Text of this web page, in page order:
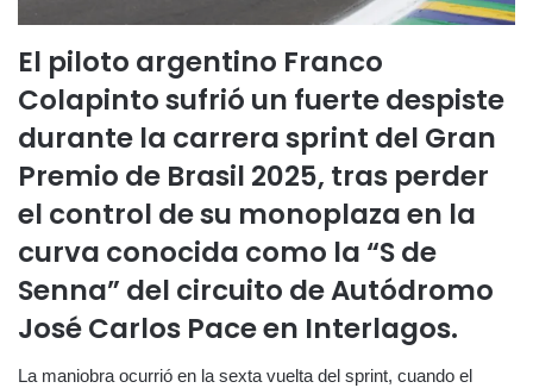
El piloto argentino Franco
Colapinto sufrió un fuerte despiste
durante la carrera sprint del Gran
Premio de Brasil 2025, tras perder
el control de su monoplaza en la
curva conocida como la “S de
Senna” del circuito de Autódromo
José Carlos Pace en Interlagos.
La maniobra ocurrió en la sexta vuelta del sprint, cuando el